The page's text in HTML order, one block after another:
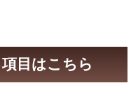
目はこちら